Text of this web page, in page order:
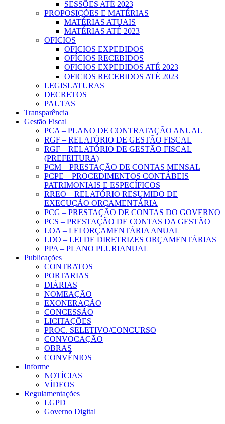
SESSÕES ATÉ 2023
PROPOSIÇÕES E MATÉRIAS
MATÉRIAS ATUAIS
MATÉRIAS ATÉ 2023
OFICIOS
OFICIOS EXPEDIDOS
OFÍCIOS RECEBIDOS
OFICIOS EXPEDIDOS ATÉ 2023
OFICIOS RECEBIDOS ATÉ 2023
LEGISLATURAS
DECRETOS
PAUTAS
Transparência
Gestão Fiscal
PCA – PLANO DE CONTRATAÇÃO ANUAL
RGF – RELATÓRIO DE GESTÃO FISCAL
RGF – RELATÓRIO DE GESTÃO FISCAL
(PREFEITURA)
PCM – PRESTAÇÃO DE CONTAS MENSAL
PCPE – PROCEDIMENTOS CONTÁBEIS
PATRIMONIAIS E ESPECÍFICOS
RREO – RELATÓRIO RESUMIDO DE
EXECUÇÃO ORÇAMENTÁRIA
PCG – PRESTAÇÃO DE CONTAS DO GOVERNO
PCS – PRESTAÇÃO DE CONTAS DA GESTÃO
LOA – LEI ORÇAMENTÁRIA ANUAL
LDO – LEI DE DIRETRIZES ORÇAMENTÁRIAS
PPA – PLANO PLURIANUAL
Publicações
CONTRATOS
PORTARIAS
DIÁRIAS
NOMEAÇÃO
EXONERAÇÃO
CONCESSÃO
LICITAÇÕES
PROC. SELETIVO/CONCURSO
CONVOCAÇÃO
OBRAS
CONVÊNIOS
Informe
NOTÍCIAS
VÍDEOS
Regulamentações
LGPD
Governo Digital